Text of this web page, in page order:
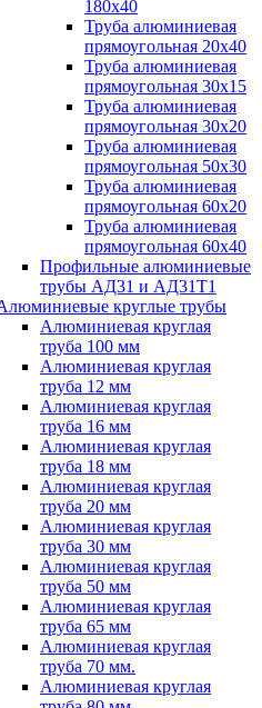
180x40
Труба алюминиевая
прямоугольная 20х40
Труба алюминиевая
прямоугольная 30x15
Труба алюминиевая
прямоугольная 30х20
Труба алюминиевая
прямоугольная 50х30
Труба алюминиевая
прямоугольная 60x20
Труба алюминиевая
прямоугольная 60х40
Профильные алюминиевые
трубы АД31 и АД31Т1
круглые трубы
Алюминиевая круглая
труба 100 мм
Алюминиевая круглая
труба 12 мм
Алюминиевая круглая
труба 16 мм
Алюминиевая круглая
труба 18 мм
Алюминиевая круглая
труба 20 мм
Алюминиевая круглая
труба 30 мм
Алюминиевая круглая
труба 50 мм
Алюминиевая круглая
труба 65 мм
Алюминиевая круглая
труба 70 мм.
Алюминиевая круглая